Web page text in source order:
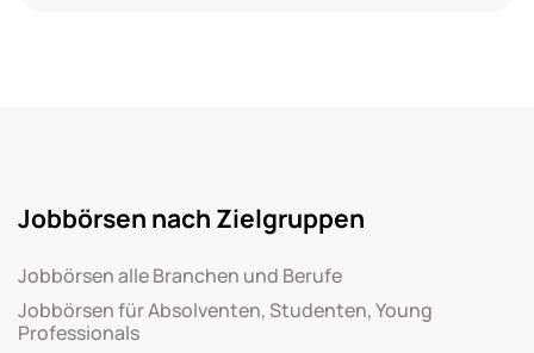
Jobbörsen nach Zielgruppen
Jobbörsen alle Branchen und Berufe
Jobbörsen für Absolventen, Studenten, Young
Professionals